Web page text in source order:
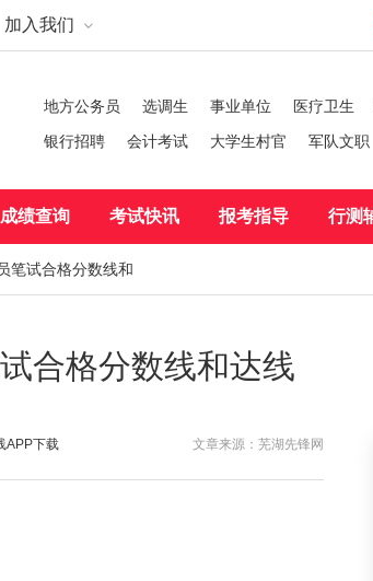
加入我们
地方公务员 选调生 事业单位 医疗卫生
银行招聘
会计考试 大学生村官 军队文职
成绩查询 考试快讯 报考指导 行测
笔试合格分数线和
合格分数线和达线
文章来源：芜湖先锋网